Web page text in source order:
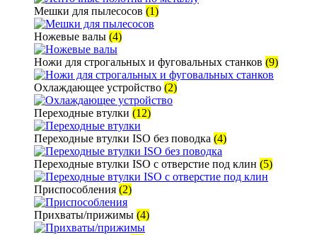
Мешки для пылесосов (1)
Ножевые валы (4)
Ножи для строгальных и фуговальных станков (9)
Охлаждающее устройство (2)
Переходные втулки (12)
Переходные втулки ISO без поводка (4)
Переходные втулки ISO с отверстие под клин (5)
Приспособления (2)
Прихваты/прижимы (4)